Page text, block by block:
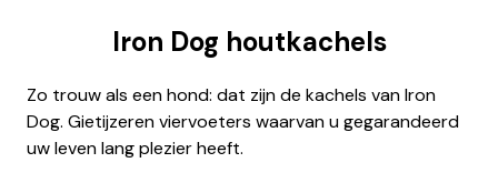
Iron Dog houtkachels
Zo trouw als een hond: dat zijn de kachels van Iron
Dog. Gietijzeren viervoeters waarvan u gegarandeerd
uw leven lang plezier heeft.